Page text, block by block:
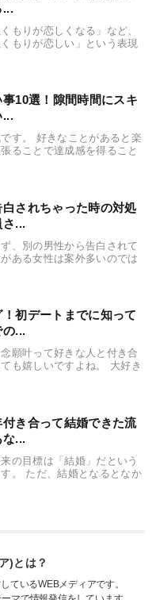
...
もりが恋しくなる」など、
もりが恋しい」という表現
10選！隙間時間にスキ
...
す。 好きなことがあると楽
ることで達成感を得ること
されちゃった時の対処
さ...
、別の男性から告白されて
ある女性は案外多いのでは
初デートまでに知って
の...
願叶って好きな人と付き合
も嬉しいですよね。 大好き
き合って結婚できた流
な...
の目標は「結婚」だという
。 ただ、結婚となるとなか
)とは？
ているWEBメディアです。